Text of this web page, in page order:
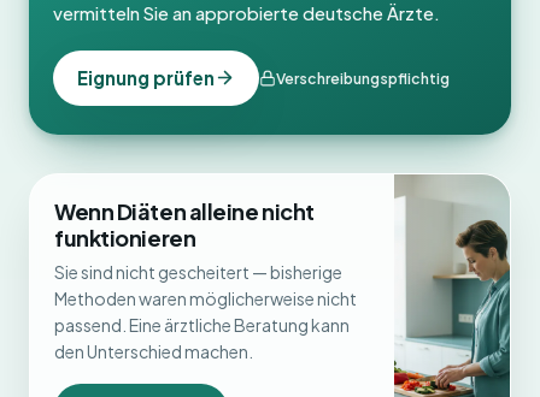
vermitteln Sie an approbierte deutsche Ärzte.
Eignung prüfen Verschreibungspflichtig
Wenn Diäten alleine nicht
funktionieren
Sie sind nicht gescheitert — bisherige
Methoden waren möglicherweise nicht
passend. Eine ärztliche Beratung kann
den Unterschied machen.